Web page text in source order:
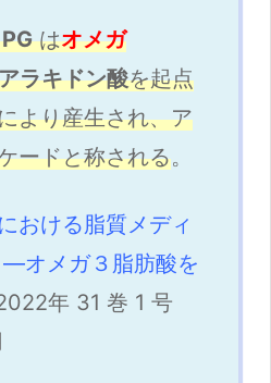
はオメガ
ラキドン酸を起点
より産生され、ア
ードと称される。
おける脂質メディ
オメガ３脂肪酸を
年 31 巻 1 号